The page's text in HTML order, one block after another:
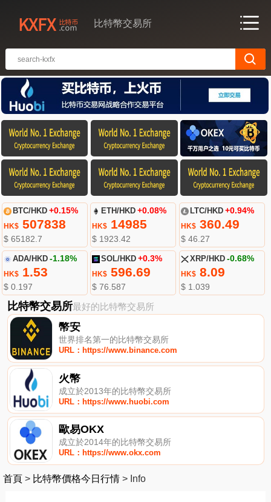
比特幣交易所
BTC/HKD +0.15%
HK$507838
$ 65182.7
ETH/HKD +0.08%
HK$ 14985
$ 1923.42
LTC/HKD +0.94%
HK$360.49
$ 46.27
ADA/HKD -1.18%
HK$1.53
$ 0.197
SOL/HKD +0.3%
HK$ 596.69
$ 76.587
XRP/HKD -0.68%
HK$8.09
$ 1.039
比特幣交易所最好的比特幣交易所
幣安
世界排名第一的比特幣交易所
URL：https://www.binance.com
火幣
成立於2013年的比特幣交易所
URL：https://www.huobi.com
歐易OKX
成立於2014年的比特幣交易所
URL：https://www.okx.com
首頁 > 比特幣價格今日行情 > Info